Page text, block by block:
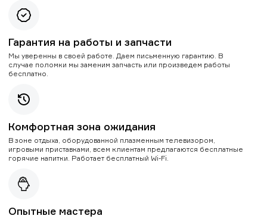
Гарантия на работы и запчасти
Мы уверенны в своей работе. Даем письменную гарантию. В
случае поломки мы заменим запчасть или произведем работы
бесплатно.
Комфортная зона ожидания
В зоне отдыха, оборудованной плазменным телевизором,
игровыми приставками, всем клиентам предлагаются бесплатные
горячие напитки. Работает бесплатный Wi-Fi.
Опытные мастера